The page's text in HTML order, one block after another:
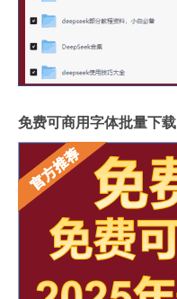
免费可商用字体批量下载